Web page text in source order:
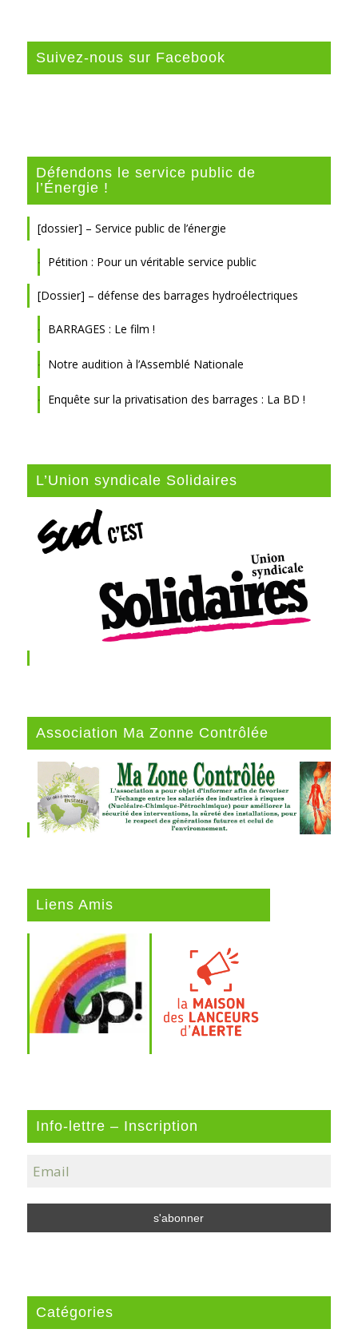
Suivez-nous sur Facebook
Défendons le service public de
l’Énergie !
[dossier] – Service public de l’énergie
Pétition : Pour un véritable service public
[Dossier] – défense des barrages hydroélectriques
BARRAGES : Le film !
Notre audition à l’Assemblé Nationale
Enquête sur la privatisation des barrages : La BD !
L’Union syndicale Solidaires
Association Ma Zonne Contrôlée
Liens Amis
Info-lettre – Inscription
Catégories